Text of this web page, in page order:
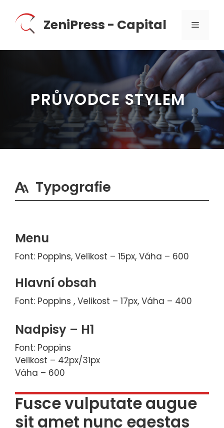
obsah
ZeniPress - Capital MENU
PRŮVODCE STYLEM
Typografie
Menu
Font: Poppins, Velikost – 15px, Váha – 600
Hlavní obsah
Font: Poppins , Velikost – 17px, Váha – 400
Nadpisy – H1
Font: Poppins
Velikost – 42px/31px
Váha – 600
Fusce vulputate augue
sit amet nunc egestas